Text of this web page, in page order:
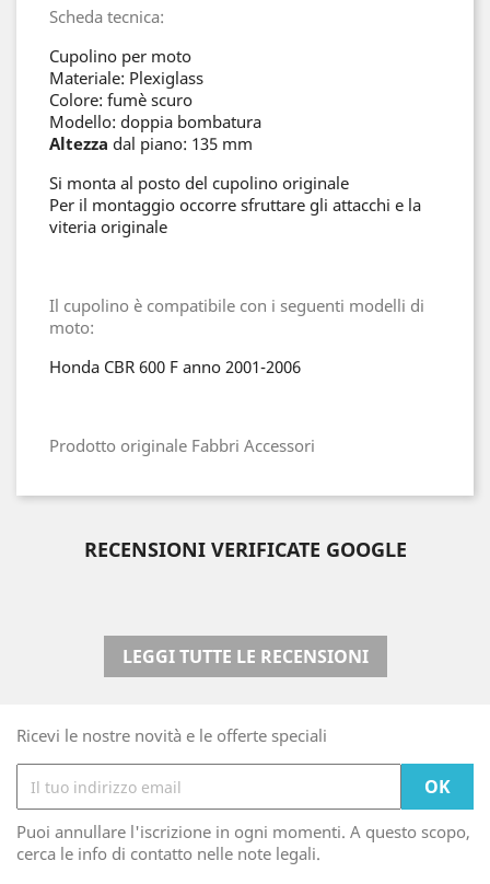
Scheda tecnica:
Cupolino per moto
Materiale: Plexiglass
Colore: fumè scuro
Modello: doppia bombatura
Altezza dal piano: 135 mm
Si monta al posto del cupolino originale
Per il montaggio occorre sfruttare gli attacchi e la
viteria originale
Il cupolino è compatibile con i seguenti modelli di
moto:
Honda CBR 600 F anno 2001-2006
Prodotto originale Fabbri Accessori
RECENSIONI VERIFICATE GOOGLE
LEGGI TUTTE LE RECENSIONI
Ricevi le nostre novità e le offerte speciali
Puoi annullare l'iscrizione in ogni momenti. A questo scopo,
cerca le info di contatto nelle note legali.